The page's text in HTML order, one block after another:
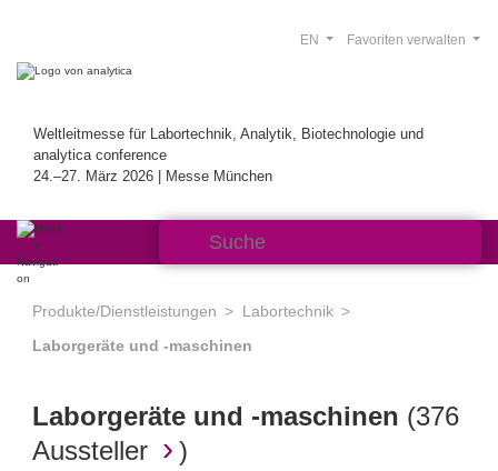
Weltleitmesse für Labortechnik, Analytik, Biotechnologie und
analytica conference
24.–27. März 2026 | Messe München
Favoriten verwalten
EN
Produkte/Dienstleistungen
Labortechnik
Laborgeräte und -maschinen
Laborgeräte und -maschinen (376
Aussteller
)